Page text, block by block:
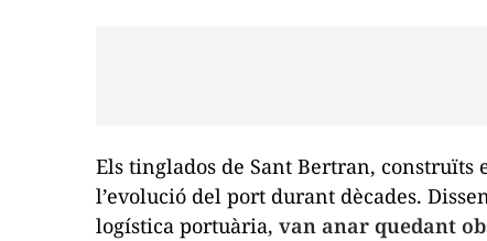
Els tinglados de Sant Bertran, construïts
l’evolució del port durant dècades.
logística portuària, van anar quedant